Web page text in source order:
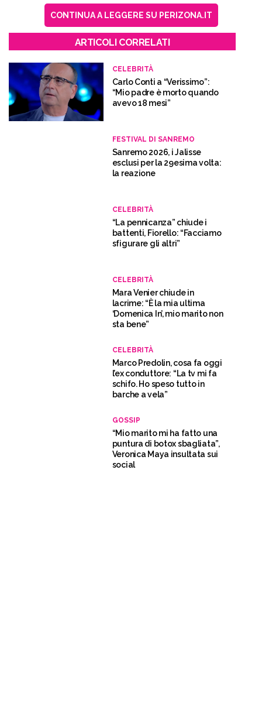
CONTINUA A LEGGERE SU PERIZONA.IT
ARTICOLI CORRELATI
CELEBRITÀ
Carlo Conti a “Verissimo”:
“Mio padre è morto quando
avevo 18 mesi”
FESTIVAL DI SANREMO
Sanremo 2026, i Jalisse
esclusi per la 29esima volta:
la reazione
CELEBRITÀ
“La pennicanza” chiude i
battenti, Fiorello: “Facciamo
sfigurare gli altri”
CELEBRITÀ
Mara Venier chiude in
lacrime: “È la mia ultima
‘Domenica In’, mio marito non
sta bene”
CELEBRITÀ
Marco Predolin, cosa fa oggi
l’ex conduttore: “La tv mi fa
schifo. Ho speso tutto in
barche a vela”
GOSSIP
“Mio marito mi ha fatto una
puntura di botox sbagliata”,
Veronica Maya insultata sui
social